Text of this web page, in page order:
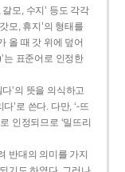
모, 수지’ 등도 각각
모, 휴지’의 형태를
올 때 갓 위에 덮어
는 표준어로 인정한
다’의 뜻을 의식하고
’로 쓴다. 다만, ‘-뜨
인정되므로 ‘밀뜨리
반대의 의미를 가지